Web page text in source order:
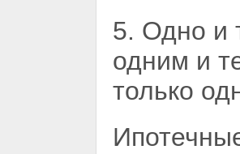
5. Одно и
одним и
только